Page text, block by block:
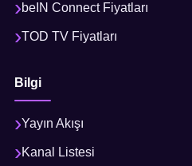
beIN Connect Fiyatları
TOD TV Fiyatları
Bilgi
Yayın Akışı
Kanal Listesi